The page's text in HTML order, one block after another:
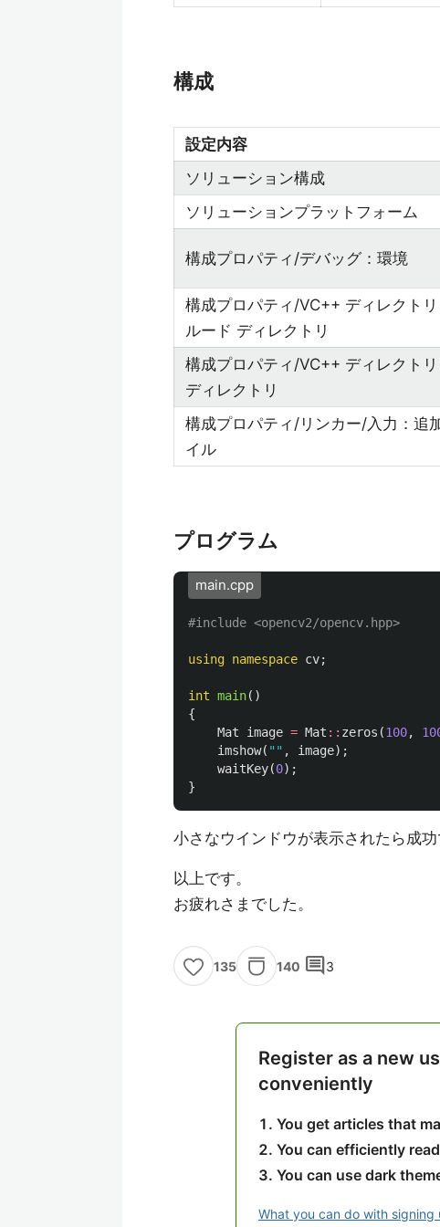
構成
設定内容
ソリューション構成
ソリューションプラットフォーム
構成プロパティ/デバッグ：環境
構成プロパティ/VC++ ディレクト
ルード ディレクトリ
構成プロパティ/VC++ ディレクトリ
ディレクトリ
構成プロパティ/リンカー/入力：追
イル
プログラム
main.cpp
#include <opencv2/opencv.hpp>
using namespace cv;
int main()
{
Mat
image = Mat :: zeros (100,
imshow( "" , image);
waitKey(0);
}
小さなウインドウが表示されたら成功
以上です。
お疲れさまでした。
135 140 comment3
Register as a new
conveniently
You get articles that
You can efficiently
You can use dark
What you can do with signing